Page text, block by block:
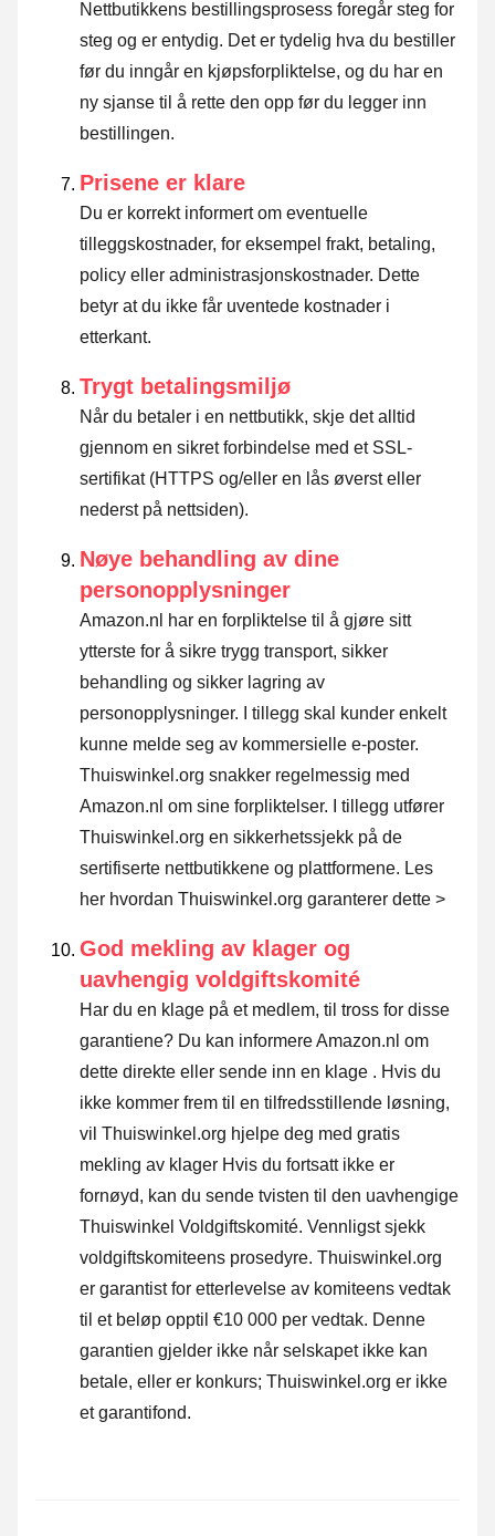
Nettbutikkens bestillingsprosess foregår steg for
steg og er entydig. Det er tydelig hva du bestiller
før du inngår en kjøpsforpliktelse, og du har en
ny sjanse til å rette den opp før du legger inn
bestillingen.
Prisene er klare
Du er korrekt informert om eventuelle
tilleggskostnader, for eksempel frakt, betaling,
policy eller administrasjonskostnader. Dette
betyr at du ikke får uventede kostnader i
etterkant.
Trygt betalingsmiljø
Når du betaler i en nettbutikk, skje det alltid
gjennom en sikret forbindelse med et SSL-
sertifikat (HTTPS og/eller en lås øverst eller
nederst på nettsiden).
Nøye behandling av dine
personopplysninger
Amazon.nl har en forpliktelse til å gjøre sitt
ytterste for å sikre trygg transport, sikker
behandling og sikker lagring av
personopplysninger. I tillegg skal kunder enkelt
kunne melde seg av kommersielle e-poster.
Thuiswinkel.org snakker regelmessig med
Amazon.nl om sine forpliktelser. I tillegg utfører
Thuiswinkel.org en sikkerhetssjekk på de
sertifiserte nettbutikkene og plattformene. Les
her hvordan Thuiswinkel.org garanterer dette >
God mekling av klager og
uavhengig voldgiftskomité
Har du en klage på et medlem, til tross for disse
garantiene? Du kan informere Amazon.nl om
dette direkte eller sende inn en klage . Hvis du
ikke kommer frem til en tilfredsstillende løsning,
vil Thuiswinkel.org hjelpe deg med gratis
mekling av klager Hvis du fortsatt ikke er
fornøyd, kan du sende tvisten til den uavhengige
Thuiswinkel Voldgiftskomité. Vennligst sjekk
voldgiftskomiteens prosedyre. Thuiswinkel.org
er garantist for etterlevelse av komiteens vedtak
til et beløp opptil €10 000 per vedtak. Denne
garantien gjelder ikke når selskapet ikke kan
betale, eller er konkurs; Thuiswinkel.org er ikke
et garantifond.